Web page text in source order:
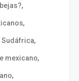
,
,
Sudáfrica,
mexicano,
,